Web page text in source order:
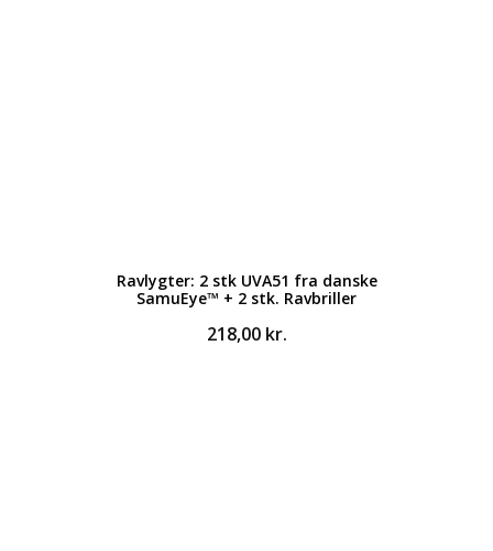
Ravlygter: 2 stk UVA51 fra danske
SamuEye™ + 2 stk. Ravbriller
218,00 kr.